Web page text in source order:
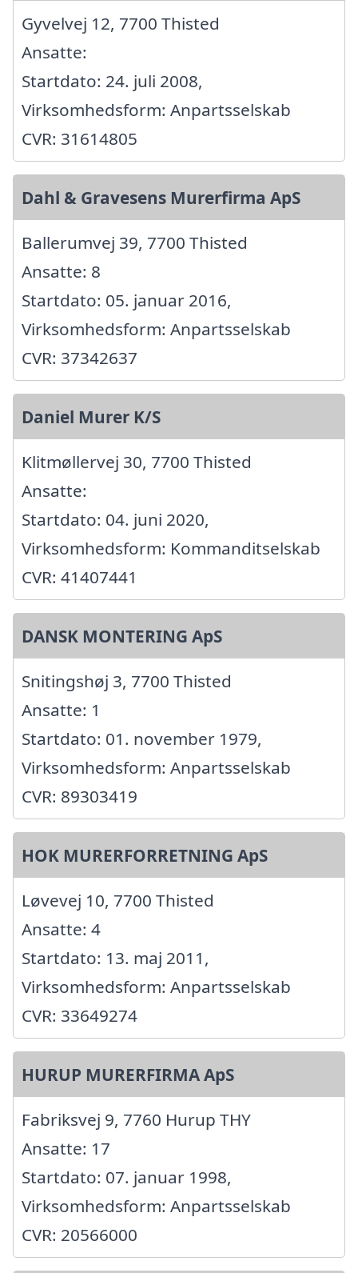
Gyvelvej 12, 7700 Thisted
Ansatte:
Startdato: 24. juli 2008,
Virksomhedsform: Anpartsselskab
CVR: 31614805
Dahl & Gravesens Murerfirma ApS
Ballerumvej 39, 7700 Thisted
Ansatte: 8
Startdato: 05. januar 2016,
Virksomhedsform: Anpartsselskab
CVR: 37342637
Daniel Murer K/S
Klitmøllervej 30, 7700 Thisted
Ansatte:
Startdato: 04. juni 2020,
Virksomhedsform: Kommanditselskab
CVR: 41407441
DANSK MONTERING ApS
Snitingshøj 3, 7700 Thisted
Ansatte: 1
Startdato: 01. november 1979,
Virksomhedsform: Anpartsselskab
CVR: 89303419
HOK MURERFORRETNING ApS
Løvevej 10, 7700 Thisted
Ansatte: 4
Startdato: 13. maj 2011,
Virksomhedsform: Anpartsselskab
CVR: 33649274
HURUP MURERFIRMA ApS
Fabriksvej 9, 7760 Hurup THY
Ansatte: 17
Startdato: 07. januar 1998,
Virksomhedsform: Anpartsselskab
CVR: 20566000